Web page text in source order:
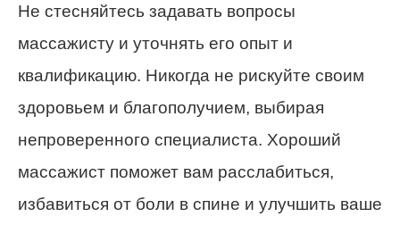
Не стесняйтесь задавать вопросы
массажисту и уточнять его опыт и
квалификацию. Никогда не рискуйте своим
здоровьем и благополучием, выбирая
непроверенного специалиста. Хороший
массажист поможет вам расслабиться,
избавиться от боли в спине и улучшить ваше